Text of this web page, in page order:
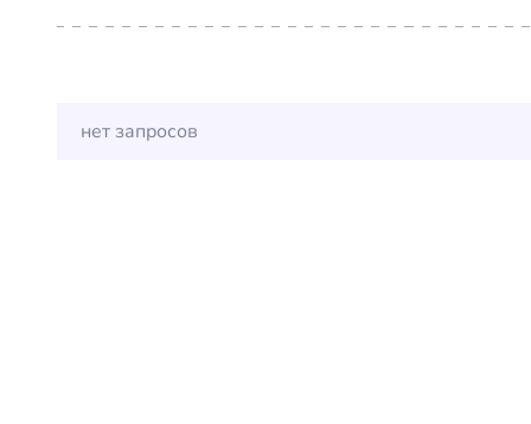
нет запросов